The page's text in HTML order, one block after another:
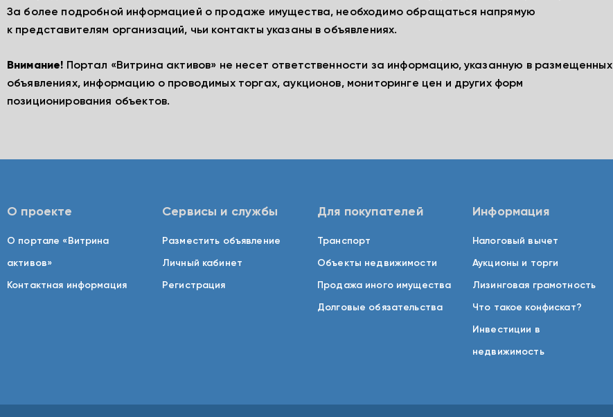
За более подробной информацией о продаже имущества, необходимо обращаться напрямую
к представителям организаций, чьи контакты указаны в объявлениях.
Внимание! Портал «Витрина активов» не несет ответственности за информацию, указанную в размещенных
объявлениях, информацию о проводимых торгах, аукционов, мониторинге цен и других форм
позиционирования объектов.
О проекте
О портале «Витрина
активов»
Контактная информация
Сервисы и службы
Разместить объявление
Личный кабинет
Регистрация
Для покупателей
Транспорт
Объекты недвижимости
Продажа иного имущества
Долговые обязательства
Информация
Налоговый вычет
Аукционы и торги
Лизинговая грамотность
Что такое конфискат?
Инвестиции в
недвижимость